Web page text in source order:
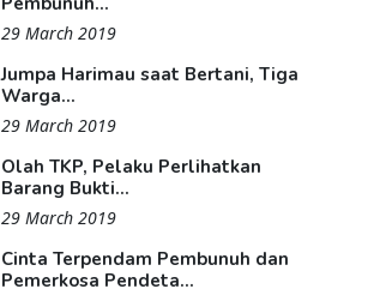
29 March 2019
Jumpa Harimau saat Bertani, Tiga
Warga...
29 March 2019
Olah TKP, Pelaku Perlihatkan
Barang Bukti...
29 March 2019
Cinta Terpendam Pembunuh dan
Pemerkosa Pendeta...